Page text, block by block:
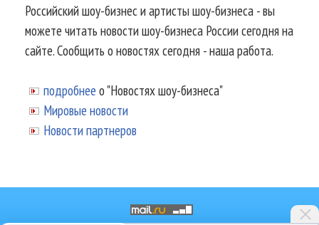
Российский шоу-бизнес и артисты шоу-бизнеса - вы
можете читать новости шоу-бизнеса России сегодня на
сайте. Сообщить о новостях сегодня - наша работа.
подробнее о "Новостях шоу-бизнеса"
Мировые новости
Новости партнеров